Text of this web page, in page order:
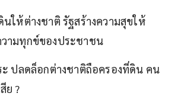
ให้ต่างชาติ รัฐสร้างความสุขให้
ามทุกข์ของประชาชน
ะ ปลดล็อกต่างชาติถือครองที่ดิน คน
ย ?